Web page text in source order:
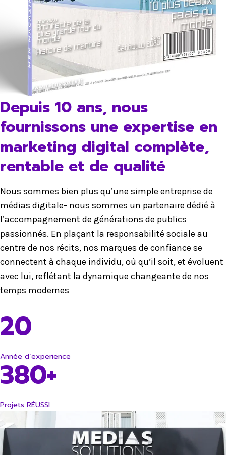
Depuis 10 ans, nous
fournissons une expertise en
marketing digital complète,
rentable et de qualité
Nous sommes bien plus qu’une simple entreprise de
médias digitale- nous sommes un partenaire dédié à
l’accompagnement de générations de publics
passionnés. En plaçant la responsabilité sociale au
centre de nos récits, nos marques de confiance se
connectent à chaque individu, où qu’il soit, et évoluent
avec lui, reflétant la dynamique changeante de nos
temps modernes
20
Année d’experience
380+
Projets RÉUSSI